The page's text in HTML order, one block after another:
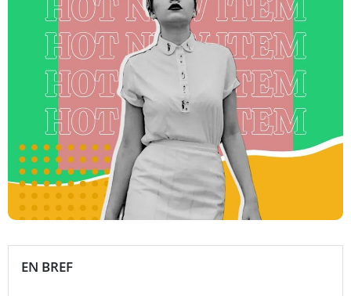
EN BREF